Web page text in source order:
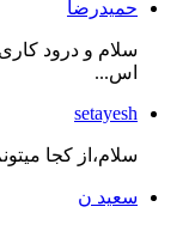
حمیدرضا
سلام و درود کاری
اس...
setayesh
سلام،از کجا
سعید ن